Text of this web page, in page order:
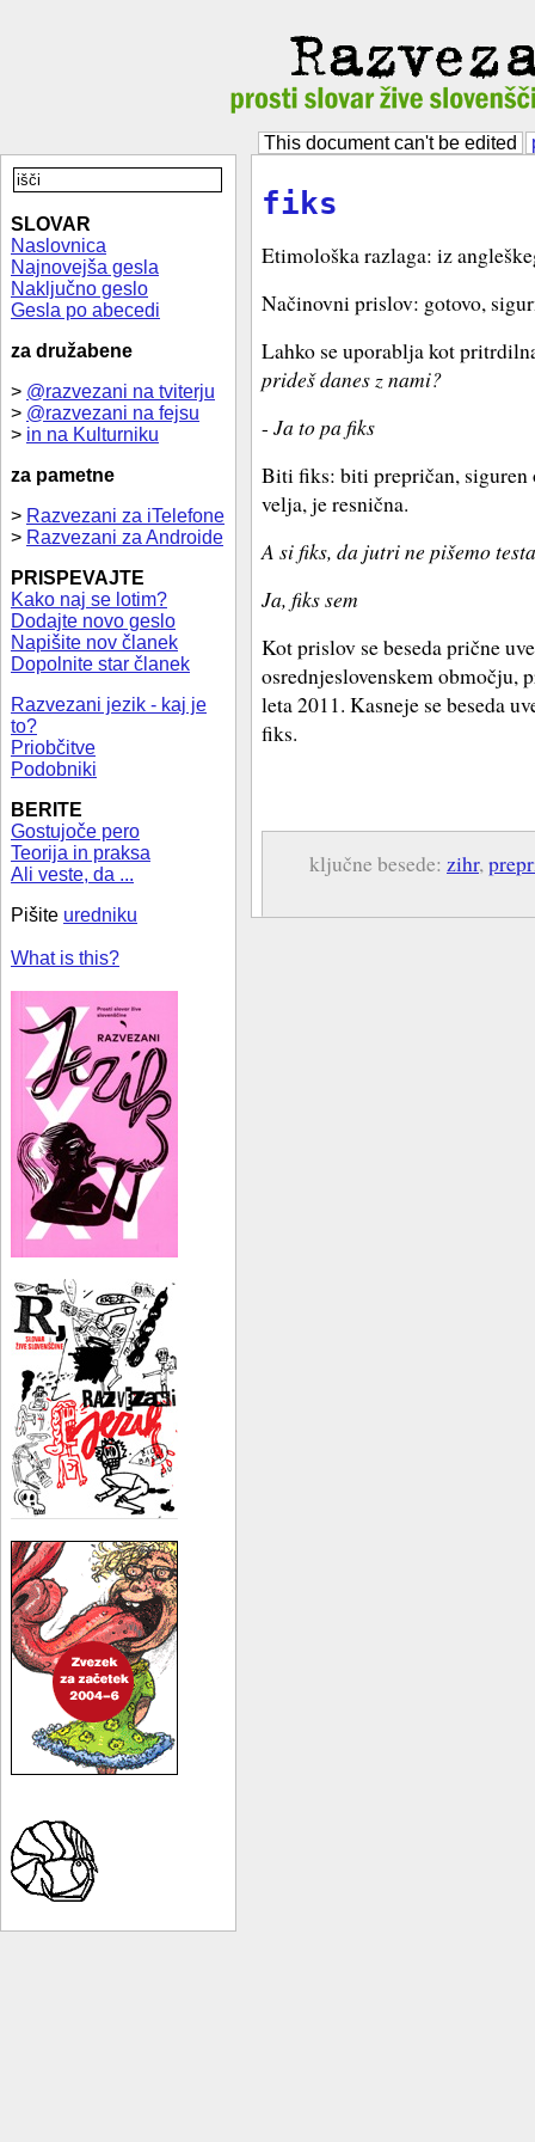
This document can't be edited
SLOVAR
Naslovnica
Najnovejša gesla
Naključno geslo
Gesla po abecedi
za družabene
> @razvezani na tviterju
> @razvezani na fejsu
> in na Kulturniku
za pametne
> Razvezani za iTelefone
> Razvezani za Androide
PRISPEVAJTE
Kako naj se lotim?
Dodajte novo geslo
Napišite nov članek
Dopolnite star članek
Razvezani jezik - kaj je
to?
Priobčitve
Podobniki
BERITE
Gostujoče pero
Teorija in praksa
Ali veste, da ...
Pišite uredniku
What is this?
fiks
Etimološka razlaga: iz
Načinovni prislov: gotovo,
Lahko se uporablja kot
prideš danes z nami?
- Ja to pa fiks
Biti fiks: biti prepričan, siguren
velja, je resnična.
A si fiks, da jutri ne pišemo
Ja, fiks sem
Kot prislov se beseda prične
osrednjeslovenskem območju,
leta 2011. Kasneje se beseda
fiks.
ključne besede: zihr,